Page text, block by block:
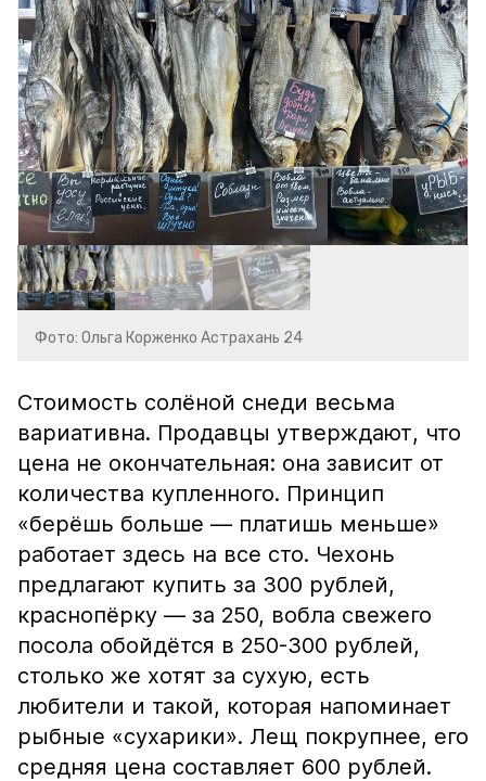
Фото: Ольга Корженко Астрахань 24
Стоимость солёной снеди весьма
вариативна. Продавцы утверждают, что
цена не окончательная: она зависит от
количества купленного. Принцип
«берёшь больше — платишь меньше»
работает здесь на все сто. Чехонь
предлагают купить за 300 рублей,
краснопёрку — за 250, вобла свежего
посола обойдётся в 250-300 рублей,
столько же хотят за сухую, есть
любители и такой, которая напоминает
рыбные «сухарики». Лещ покрупнее, его
средняя цена составляет 600 рублей.